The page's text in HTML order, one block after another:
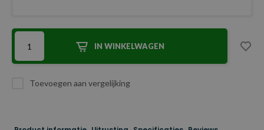
IN WINKELWAGEN
Toevoegen aan vergelijking